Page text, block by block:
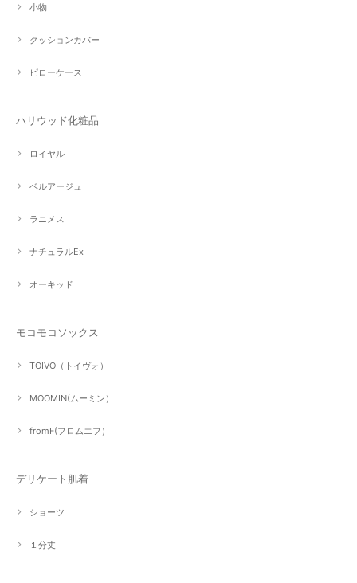
小物
クッションカバー
ピローケース
ハリウッド化粧品
ロイヤル
ベルアージュ
ラニメス
ナチュラルEx
オーキッド
モコモコソックス
TOIVO（トイヴォ）
MOOMIN(ムーミン）
fromF(フロムエフ）
デリケート肌着
ショーツ
１分丈